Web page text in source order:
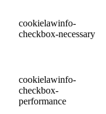
cookielawinfo-
checkbox-necessary
cookielawinfo-
checkbox-
performance